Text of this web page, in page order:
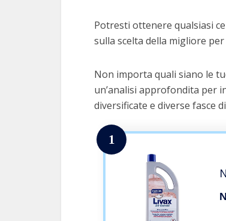
Potresti ottenere qualsiasi
sulla scelta della migliore
Non importa quali siano le
un’analisi approfondita per
diversificate e diverse fasce
1